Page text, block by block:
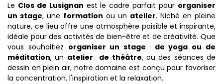
Le Clos de Lusignan est le cadre parfait pour organiser
un stage, une formation ou un atelier. Niché en pleine
nature, ce lieu offre une atmosphère paisible et inspirante,
idéale pour des activités de bien-être et de créativité. Que
vous souhaitiez organiser un stage
de yoga ou de
méditation, un atelier de théâtre, ou des séances de
dessin en plein air, notre domaine est conçu pour favoriser
la concentration, l'inspiration et la relaxation.